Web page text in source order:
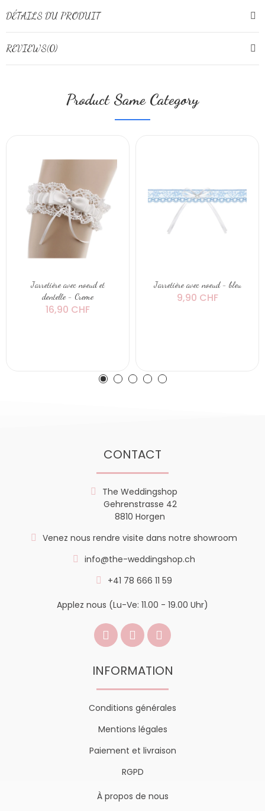
DÉTAILS DU PRODUIT
REVIEWS(0)
Product Same Category
Jarretière avec noeud et
dentelle - Creme
16,90 CHF
Jarretière avec noeud - bleu
9,90 CHF
CONTACT
The Weddingshop
Gehrenstrasse 42
8810 Horgen
Venez nous rendre visite dans notre showroom
info@the-weddingshop.ch
+41 78 666 11 59
Applez nous (Lu-Ve: 11.00 - 19.00 Uhr)
INFORMATION
Conditions générales
Mentions légales
Paiement et livraison
RGPD
À propos de nous